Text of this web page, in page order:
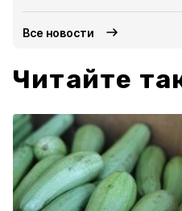
Все новости
Читайте